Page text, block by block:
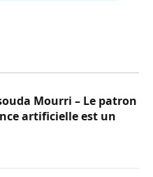
Mourri – Le patron
artificielle est un